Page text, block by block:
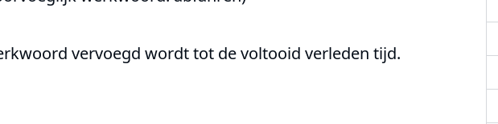
vervoegd wordt tot de voltooid verleden tijd.